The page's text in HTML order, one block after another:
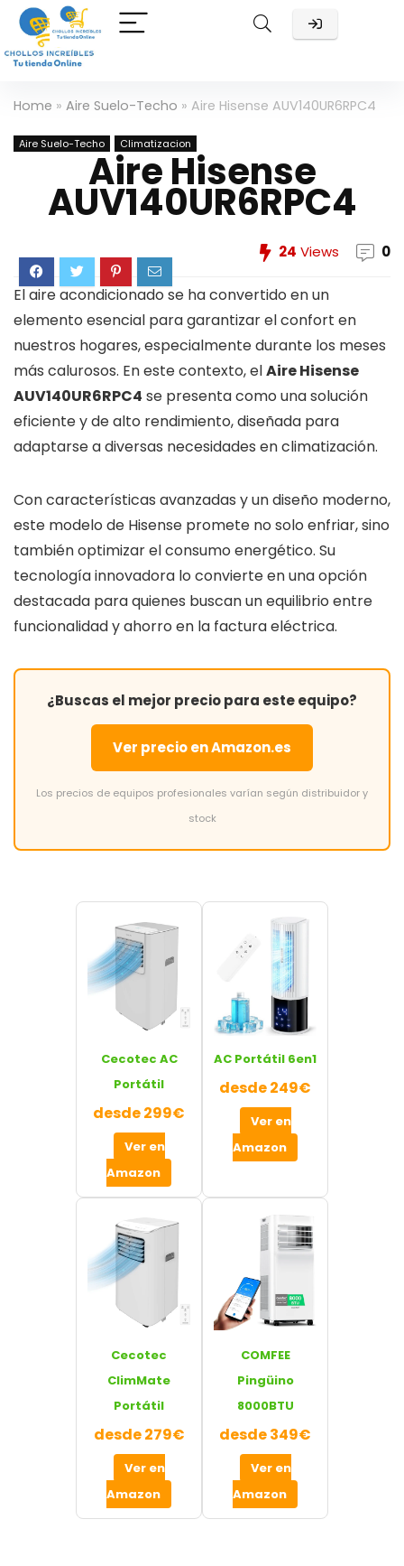
Home » Aire Suelo-Techo » Aire Hisense AUV140UR6RPC4
Aire Suelo-Techo Climatizacion
Aire Hisense
AUV140UR6RPC4
24 Views 0
El aire acondicionado se ha convertido en un
elemento esencial para garantizar el confort en
nuestros hogares, especialmente durante los meses
más calurosos. En este contexto, elAire Hisense
AUV140UR6RPC4 se presenta como una solución
eficiente y de alto rendimiento, diseñada para
adaptarse a diversas necesidades en climatización.
Con características avanzadas y un diseño moderno,
este modelo de Hisense promete no solo enfriar, sino
también optimizar el consumo energético. Su
tecnología innovadora lo convierte en una opción
destacada para quienes buscan un equilibrio entre
funcionalidad y ahorro en la factura eléctrica.
¿Buscas el mejor precio para este equipo?
Ver precio en Amazon.es
Los precios de equipos profesionales varían según distribuidor y
stock
Cecotec AC
Portátil
desde 299€
Ver en
Amazon
AC Portátil 6en1
desde 249€
Ver en
Amazon
Cecotec
ClimMate
Portátil
desde 279€
Ver en
Amazon
COMFEE
Pingüino
8000BTU
desde 349€
Ver en
Amazon